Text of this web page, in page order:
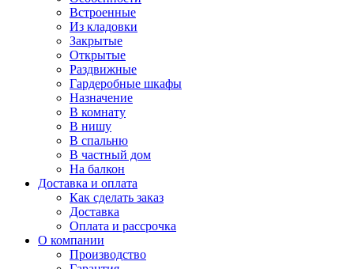
Встроенные
Из кладовки
Закрытые
Открытые
Раздвижные
Гардеробные шкафы
Назначение
В комнату
В нишу
В спальню
В частный дом
На балкон
Доставка и оплата
Как сделать заказ
Доставка
Оплата и рассрочка
О компании
Производство